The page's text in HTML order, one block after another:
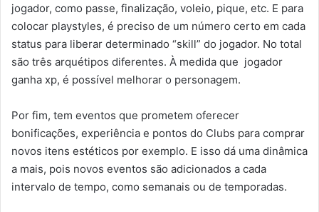
jogador, como passe, finalização, voleio, pique, etc. E para
colocar playstyles, é preciso de um número certo em cada
status para liberar determinado “skill” do jogador. No total
são três arquétipos diferentes. À medida que jogador
ganha xp, é possível melhorar o personagem.
Por fim, tem eventos que prometem oferecer
bonificações, experiência e pontos do Clubs para comprar
novos itens estéticos por exemplo. E isso dá uma dinâmica
a mais, pois novos eventos são adicionados a cada
intervalo de tempo, como semanais ou de temporadas.